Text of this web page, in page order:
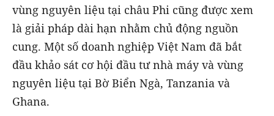
vùng nguyên liệu tại châu Phi cũng được xem
là giải pháp dài hạn nhằm chủ động nguồn
cung. Một số doanh nghiệp Việt Nam đã bắt
đầu khảo sát cơ hội đầu tư nhà máy và vùng
nguyên liệu tại Bờ Biển Ngà, Tanzania và
Ghana.